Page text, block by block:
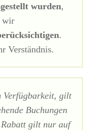
wurden,
wir
.
Verständnis.
Verfügbarkeit, gilt
Buchungen
Rabatt gilt nur auf